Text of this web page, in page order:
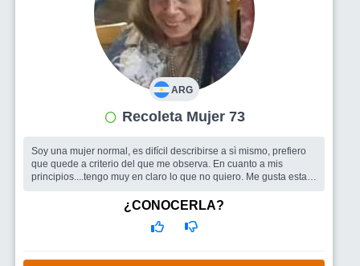
ARG
Recoleta Mujer 73
Soy una mujer normal, es difícil describirse a sì mismo, prefiero
que quede a criterio del que me observa. En cuanto a mis
principios....tengo muy en claro lo que no quiero. Me gusta estar
¿CONOCERLA?